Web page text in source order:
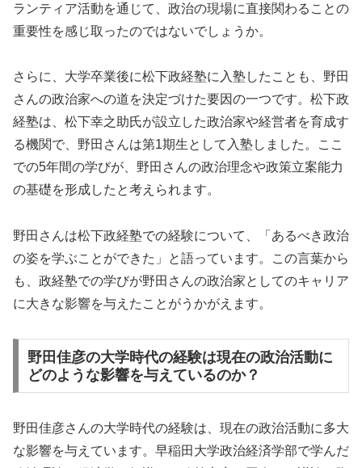
ランティア活動を通じて、政治の現場に直接関わることの
重要性を感じ取ったのではないでしょうか。
さらに、大学卒業後に松下政経塾に入塾したことも、野田
さんの政治家への道を決定づけた要因の一つです。松下政
経塾は、松下幸之助氏が設立した政治家や経営者を育成す
る機関で、野田さんは第1期生として入塾しました。ここ
での5年間の学びが、野田さんの政治理念や政策立案能力
の基礎を形成したと考えられます。
野田さんは松下政経塾での経験について、「あるべき政治
の姿を学ぶことができた」と語っています。この言葉から
も、政経塾での学びが野田さんの政治家としてのキャリア
に大きな影響を与えたことがうかがえます。
野田佳彦の大学時代の経験は現在の政治活動に
どのような影響を与えているのか？
野田佳彦さんの大学時代の経験は、現在の政治活動に多大
な影響を与えています。早稲田大学政治経済学部で学んだ